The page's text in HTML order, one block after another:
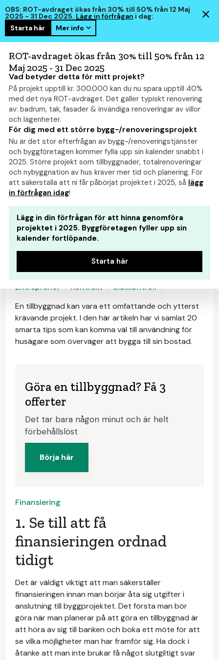
OBS: ROT-avdraget ökas från 30% till 50% från 12 Maj
2025 - 31 Dec 2025. Lägg in förfrågan i dag:
Starta här
Mer info
ROT-avdraget ökas från 30% till 50% från 12
Maj 2025 - 31 Dec 2025
Vad betyder detta för mitt projekt?
På projekt upptill kr. 300.000 kan du nu spara upptill 40%
med det nya ROT-avdraget. Det gäller typiskt renovering
av: badrum, tak, fasader & invändiga renoveringar av villor
och lägenheter.
För dig med ett större bygg-/renoveringsprojekt
Nu är det stor efterfrågan av bygg-/renoveringstjänster
och byggföretagen kommer fylla upp sin kalender snabbt i
2025. Större projekt som tillbyggnader, totalrenoveringar
och nybyggnation av hus kräver mer tid och planering. För
att säkerställa att ni får påbörjat projektet i 2025, så lägg
in förfrågan idag!
Lägg in din förfrågan för att hinna genomföra
projektet i 2025. Byggföretagen fyller upp sin
kalender fortlöpande.
Starta här
hemsmart
Tillbyggnad: 20 smarta
tips
Finansiering Markförhåll Bygglov
Material
Entreprenör
Kontrakt
Slutkontroll
En tillbyggnad kan vara ett omfattande och ytterst
krävande projekt. I den här artikeln har vi samlat 20
smarta tips som kan komma väl till användning för
husägare som överväger att bygga till sin bostad.
Göra en tillbyggnad? Få 3
offerter
Det tar bara någon minut och är helt
förbehållslöst
Börja här
Finansiering
1. Se till att få
finansieringen ordnad
tidigt
Det är väldigt viktigt att man säkerställer
finansieringen innan man börjar åta sig utgifter i
anslutning till byggprojektet. Det första man bör
göra när man planerar på att göra en tillbyggnad är
att höra av sig till banken och boka ett möte för att
se vilka möjligheter man har framför sig. Ha dock i
åtanke att man inte brukar få något slutgiltigt svar